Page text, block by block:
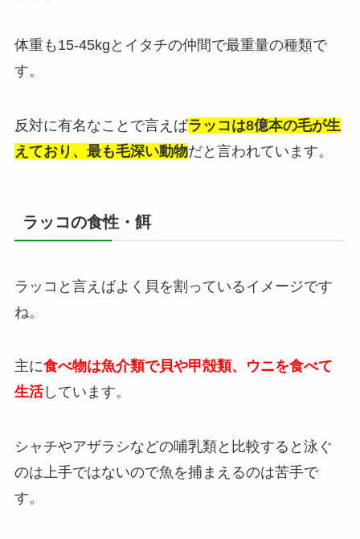
体重も15-45kgとイタチの仲間で最重量の種類で
す。
反対に有名なことで言えばラッコは8億本の毛が生
えており、最も毛深い動物だと言われています。
ラッコの食性・餌
ラッコと言えばよく貝を割っているイメージです
ね。
主に食べ物は魚介類で貝や甲殻類、ウニを食べて
生活しています。
シャチやアザラシなどの哺乳類と比較すると泳ぐ
のは上手ではないので魚を捕まえるのは苦手で
す。